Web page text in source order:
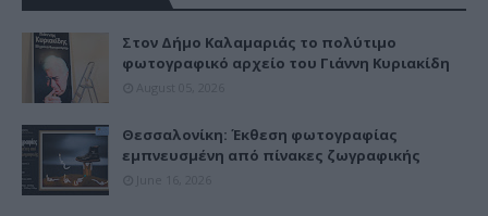
Στον Δήμο Καλαμαριάς το πολύτιμο
φωτογραφικό αρχείο του Γιάννη Κυριακίδη
Θεσσαλονίκη: Έκθεση φωτογραφίας
εμπνευσμένη από πίνακες ζωγραφικής